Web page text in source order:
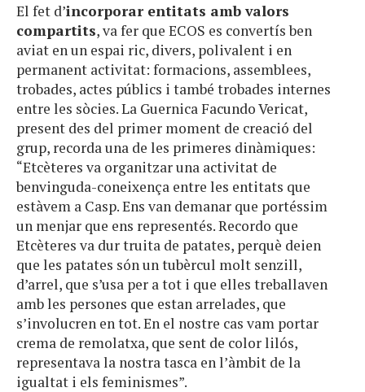
El fet d’incorporar entitats amb valors
compartits, va fer que ECOS es convertís ben
aviat en un espai ric, divers, polivalent i en
permanent activitat: formacions, assemblees,
trobades, actes públics i també trobades internes
entre les sòcies. La Guernica Facundo Vericat,
present des del primer moment de creació del
grup, recorda una de les primeres dinàmiques:
“Etcèteres va organitzar una activitat de
benvinguda-coneixença entre les entitats que
estàvem a Casp. Ens van demanar que portéssim
un menjar que ens representés. Recordo que
Etcèteres va dur truita de patates, perquè deien
que les patates són un tubèrcul molt senzill,
d’arrel, que s’usa per a tot i que elles treballaven
amb les persones que estan arrelades, que
s’involucren en tot. En el nostre cas vam portar
crema de remolatxa, que sent de color lilós,
representava la nostra tasca en l’àmbit de la
igualtat i els feminismes”.